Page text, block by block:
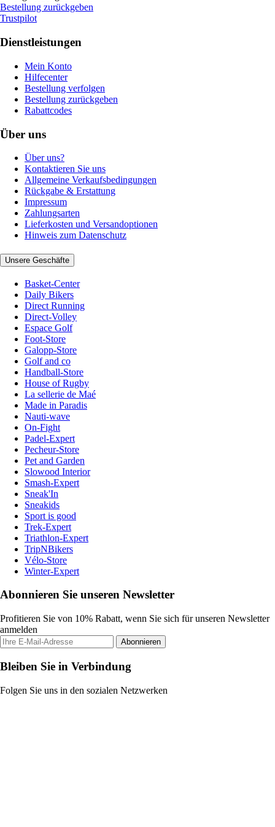
Bestellung zurückgeben
Trustpilot
Dienstleistungen
Mein Konto
Hilfecenter
Bestellung verfolgen
Bestellung zurückgeben
Rabattcodes
Über uns
Über uns?
Kontaktieren Sie uns
Allgemeine Verkaufsbedingungen
Rückgabe & Erstattung
Impressum
Zahlungsarten
Lieferkosten und Versandoptionen
Hinweis zum Datenschutz
Unsere Geschäfte
Basket-Center
Daily Bikers
Direct Running
Direct-Volley
Espace Golf
Foot-Store
Galopp-Store
Golf and co
Handball-Store
House of Rugby
La sellerie de Maé
Made in Paradis
Nauti-wave
On-Fight
Padel-Expert
Pecheur-Store
Pet and Garden
Slowood Interior
Smash-Expert
Sneak'In
Sneakids
Sport is good
Trek-Expert
Triathlon-Expert
TripNBikers
Vélo-Store
Winter-Expert
Abonnieren Sie unseren Newsletter
Profitieren Sie von 10% Rabatt, wenn Sie sich für unseren Newsletter
anmelden
Abonnieren
Bleiben Sie in Verbindung
Folgen Sie uns in den sozialen Netzwerken